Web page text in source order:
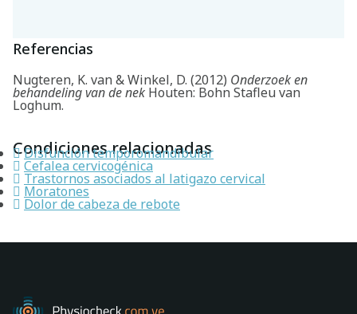
Referencias
Nugteren, K. van & Winkel, D. (2012) Onderzoek en
behandeling van de nek Houten: Bohn Stafleu van
Loghum.
Condiciones relacionadas
Disfunción temporomandibular
Cefalea cervicogénica
Trastornos asociados al latigazo cervical
Moratones
Dolor de cabeza de rebote